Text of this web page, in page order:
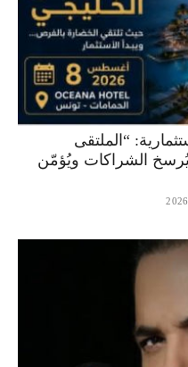
“الملتقى
يُرسخ الشراكات ويُؤمّن